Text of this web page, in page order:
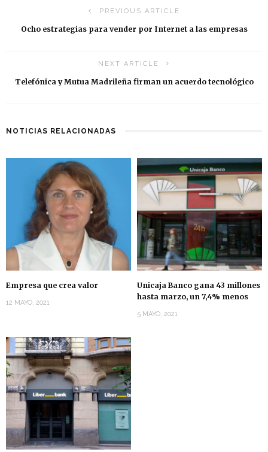
PREVIOUS ARTICLE
Ocho estrategias para vender por Internet a las empresas
NEXT ARTICLE
Telefónica y Mutua Madrileña firman un acuerdo tecnológico
NOTICIAS RELACIONADAS
Empresa que crea valor
12 MAYO, 2021
Unicaja Banco gana 43 millones
hasta marzo, un 7,4% menos
5 MAYO, 2021